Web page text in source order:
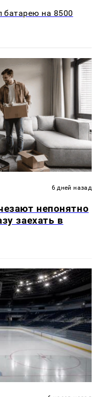
батарею на 8500
6 дней назад
непонятно
заехать в